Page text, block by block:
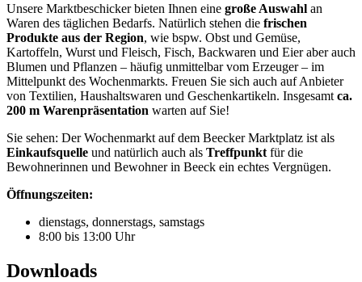
Unsere Marktbeschicker bieten Ihnen eine große Auswahl an
Waren des täglichen Bedarfs. Natürlich stehen die frischen
Produkte aus der Region, wie bspw. Obst und Gemüse,
Kartoffeln, Wurst und Fleisch, Fisch, Backwaren und Eier aber auch
Blumen und Pflanzen – häufig unmittelbar vom Erzeuger – im
Mittelpunkt des Wochenmarkts. Freuen Sie sich auch auf Anbieter
von Textilien, Haushaltswaren und Geschenkartikeln. Insgesamt ca.
200 m Warenpräsentation warten auf Sie!
Sie sehen: Der Wochenmarkt auf dem Beecker Marktplatz ist als
Einkaufsquelle und natürlich auch als Treffpunkt für die
Bewohnerinnen und Bewohner in Beeck ein echtes Vergnügen.
Öffnungszeiten:
dienstags, donnerstags, samstags
8:00 bis 13:00 Uhr
Downloads